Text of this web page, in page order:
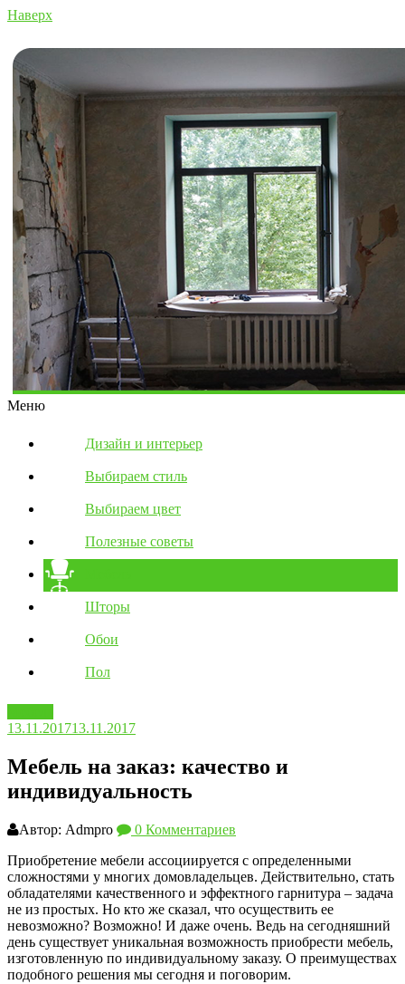
Наверх
Меню
Дизайн и интерьер
Выбираем стиль
Выбираем цвет
Полезные советы
Шторы
Обои
Пол
13.11.201713.11.2017
Мебель на заказ: качество и
индивидуальность
Автор: Admpro
0 Комментариев
Приобретение мебели ассоциируется с определенными
сложностями у многих домовладельцев. Действительно, стать
обладателями качественного и эффектного гарнитура – задача
не из простых. Но кто же сказал, что осуществить ее
невозможно? Возможно! И даже очень. Ведь на сегодняшний
день существует уникальная возможность приобрести мебель,
изготовленную по индивидуальному заказу. О преимуществах
подобного решения мы сегодня и поговорим.